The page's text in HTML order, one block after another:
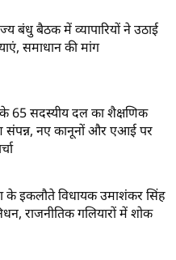
बंधु बैठक में व्यापारियों ने उठाई
समाधान की मांग
65 सदस्यीय दल का शैक्षणिक
संपन्न, नए कानूनों और एआई पर
के इकलौते विधायक उमाशंकर सिंह
राजनीतिक गलियारों में शोक